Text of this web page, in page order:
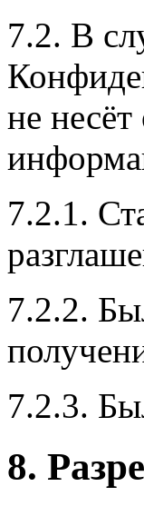
7.2. В
не
7.2.1.
7.2.2.
7.2.3.
8.